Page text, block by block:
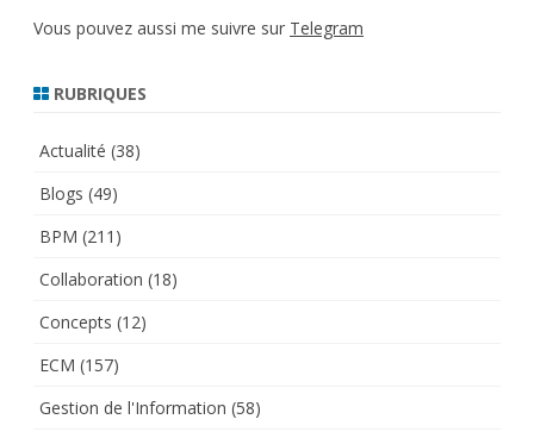
Vous pouvez aussi me suivre sur Telegram
RUBRIQUES
Actualité (38)
Blogs (49)
BPM (211)
Collaboration (18)
Concepts (12)
ECM (157)
Gestion de l'Information (58)